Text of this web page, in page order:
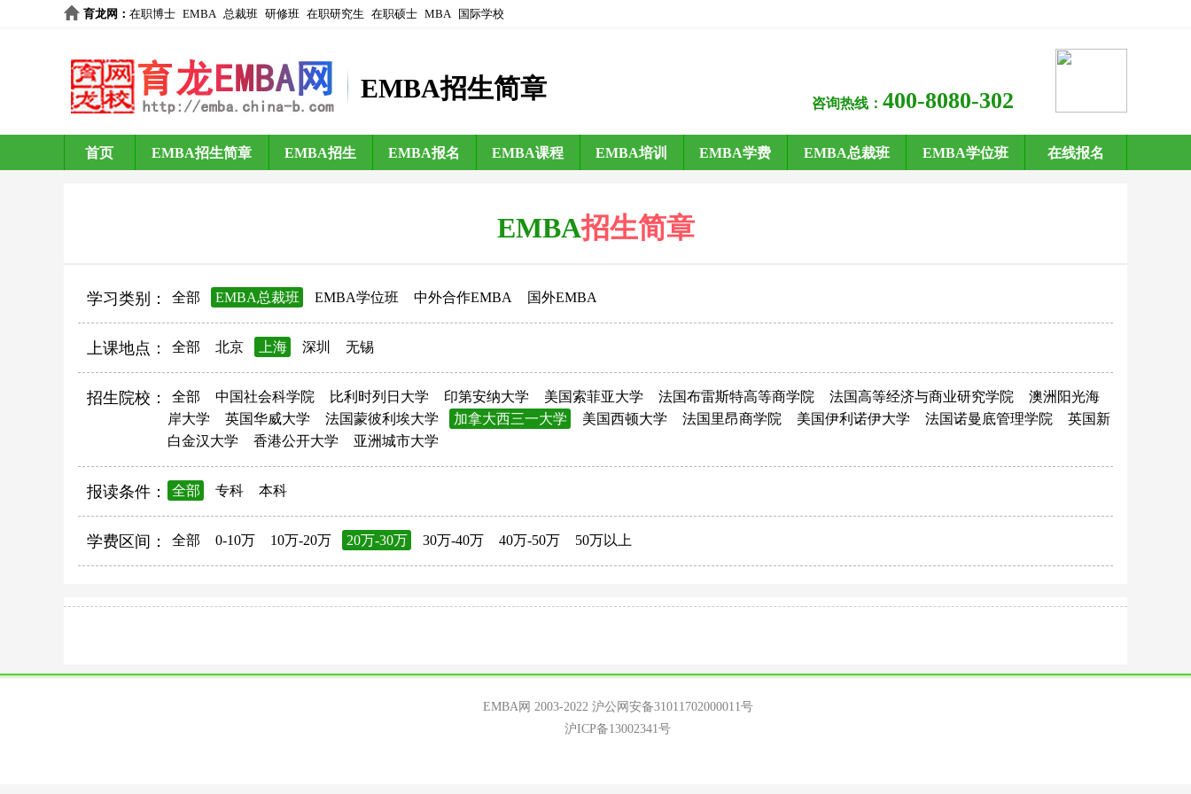
育龙网 ： 在职博士 EMBA 总裁班 研修班 在职研究生 在职硕士 MBA 国际学校
EMBA招生简章
咨询热线： 400-8080-302
首页 EMBA招生简章 EMBA招生 EMBA报名 EMBA课程 EMBA培训 EMBA学费 EMBA总裁班 EMBA学位班 在线报名
EMBA招生简章
学习类别： 全部 EMBA总裁班 EMBA学位班 中外合作EMBA 国外EMBA
上课地点： 全部 北京 上海 深圳 无锡
招生院校： 全部 中国社会科学院 比利时列日大学 印第安纳大学 美国索菲亚大学 法国布雷斯特高等商学院 法国高等经济与商业研究学院
澳洲阳光海
岸大学
英国华威大学 法国蒙彼利埃大学 加拿大西三一大学 美国西顿大学 法国里昂商学院 美国伊利诺伊大学 法国诺曼底管理学院
英国新
白金汉大学
香港公开大学 亚洲城市大学
报读条件： 全部 专科 本科
学费区间： 全部 0-10万 10万-20万 20万-30万 30万-40万 40万-50万 50万以上
EMBA网 2003-2022 沪公网安备31011702000011号
沪ICP备13002341号